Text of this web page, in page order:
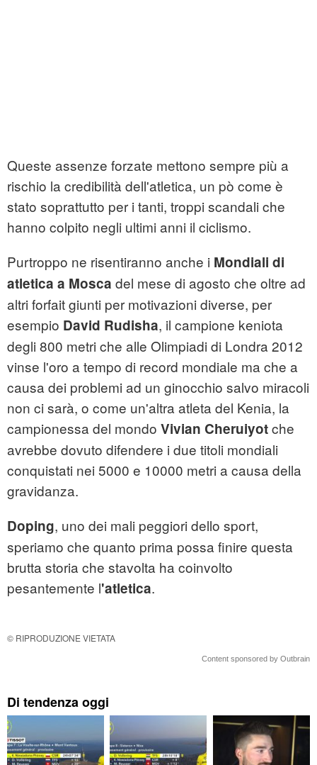
Queste assenze forzate mettono sempre più a
rischio la credibilità dell'atletica, un pò come è
stato soprattutto per i tanti, troppi scandali che
hanno colpito negli ultimi anni il ciclismo.
Purtroppo ne risentiranno anche i Mondiali di
atletica a Mosca del mese di agosto che oltre ad
altri forfait giunti per motivazioni diverse, per
esempio David Rudisha, il campione keniota
degli 800 metri che alle Olimpiadi di Londra 2012
vinse l'oro a tempo di record mondiale ma che a
causa dei problemi ad un ginocchio salvo miracoli
non ci sarà, o come un'altra atleta del Kenia, la
campionessa del mondo Vivian Cheruiyotche
avrebbe dovuto difendere i due titoli mondiali
conquistati nei 5000 e 10000 metri a causa della
gravidanza.
Doping, uno dei mali peggiori dello sport,
speriamo che quanto prima possa finire questa
brutta storia che stavolta ha coinvolto
pesantemente l'atletica.
© RIPRODUZIONE VIETATA
Content sponsored by Outbrain
Di tendenza oggi